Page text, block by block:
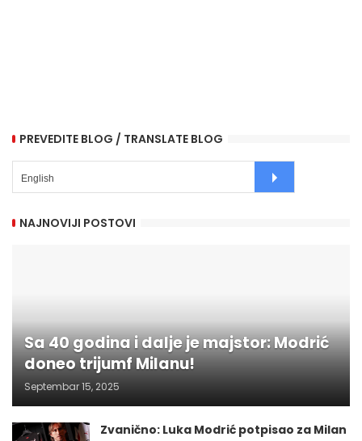
PREVEDITE BLOG / TRANSLATE BLOG
NAJNOVIJI POSTOVI
Sa 40 godina i dalje je majstor: Modrić
doneo trijumf Milanu!
Septembar 15, 2025
Zvanično: Luka Modrić potpisao za Milan